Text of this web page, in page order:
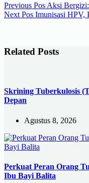
Previous Pos Aksi
Next Pos Imunisasi HPV,
Related Posts
Skrining Tuberkulosis
Depan
Agustus 8, 2026
Perkuat Peran Orang
Ibu Bayi Balita